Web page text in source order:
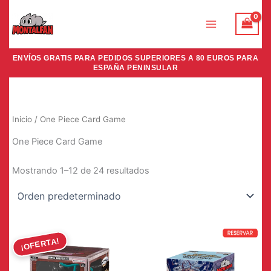
contenido
ENVÍOS GRATIS PARA PEDIDOS SUPERIORES A 80 EUROS PARA
ESPAÑA PENINSULAR
Inicio / One Piece Card Game
One Piece Card Game
Mostrando 1–12 de 24 resultados
¡OFERTA!